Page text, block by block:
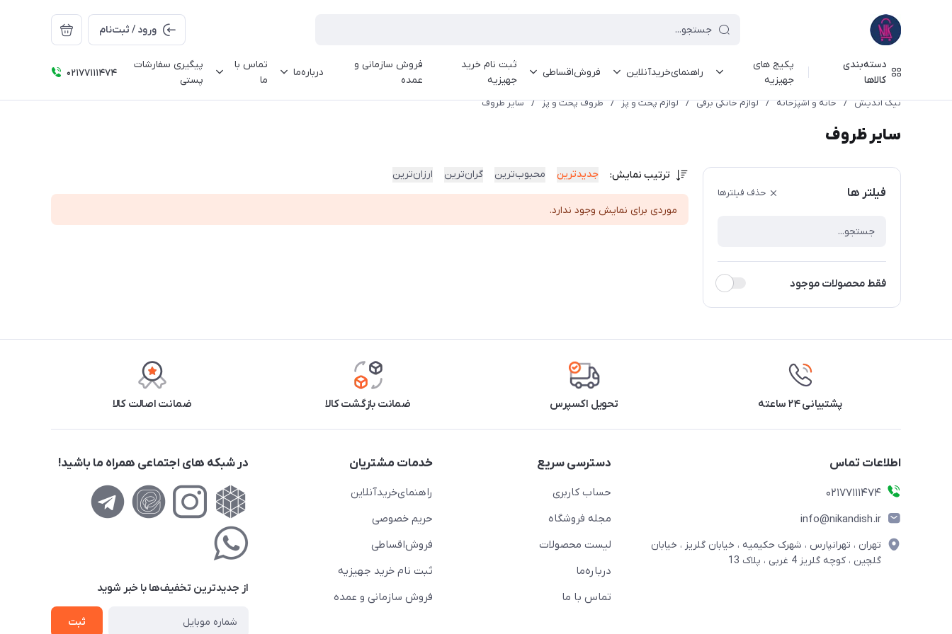
ورود / ثبت‌نام
دسته‌بندی
کالاها
پکیج های
جهیزیه
راهنمای‌خرید‌آنلاین فروش‌اقساطی
ثبت نام خرید
جهیزیه
فروش سازمانی و
عمده
درباره‌ما
تماس با
ما
پیگیری سفارشات
پستی
02177111474
نیک اندیش / خانه و آشپزخانه / لوازم خانگی برقی / لوازم پخت و پز / ظروف پخت و پز / سایر ظروف
سایر ظروف
فیلتر ها حذف فیلترها
فقط محصولات موجود
ترتیب نمایش: جدیدترین محبوب‌ترین گران‌ترین ارزان‌ترین
موردی برای نمایش وجود ندارد.
پشتیبانی ۲۴ ساعته تحویل اکسپرس ضمانت بازگشت کالا ضمانت اصالت کالا
اطلاعات تماس
02177111474
info@nikandish.ir
تهران ، تهرانپارس ، شهرک حکیمیه ، خیابان گلریز ، خیابان
گلچین ، کوچه گلریز 4 غربی ، پلاک 13
دسترسی سریع
حساب کاربری
مجله فروشگاه
لیست محصولات
درباره‌ما
تماس با ما
خدمات مشتریان
راهنمای‌خرید‌آنلاین
حریم خصوصی
فروش‌اقساطی
ثبت نام خرید جهیزیه
فروش سازمانی و عمده
در شبکه های اجتماعی همراه ما باشید!
از جدید‌ترین تخفیف‌ها با‌ خبر شوید
ثبت